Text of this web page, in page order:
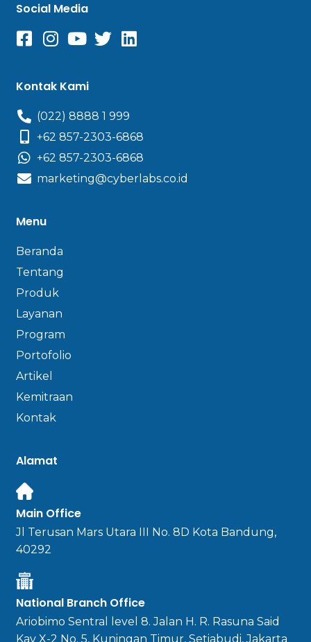
Social Media
Kontak Kami
(022) 8888 1 999
+62 857-2303-6868
+62 857-2303-6868
marketing@cyberlabs.co.id
Menu
Beranda
Tentang
Produk
Layanan
Program
Portofolio
Artikel
Kemitraan
Kontak
Alamat
Main Office
Jl Terusan Mars Utara III No. 8D Kota Bandung,
40292
National Branch Office
Ariobimo Sentral level 8. Jalan H. R. Rasuna Said
Kav X-2 No. 5, Kuningan Timur, Setiabudi, Jakarta